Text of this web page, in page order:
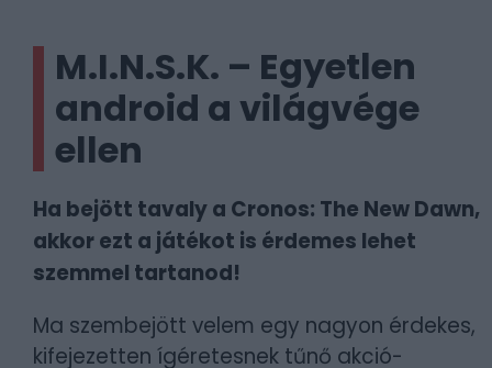
M.I.N.S.K. – Egyetlen
android a világvége
ellen
Ha bejött tavaly a Cronos: The New Dawn,
akkor ezt a játékot is érdemes lehet
szemmel tartanod!
Ma szembejött velem egy nagyon érdekes,
kifejezetten ígéretesnek tűnő akció-